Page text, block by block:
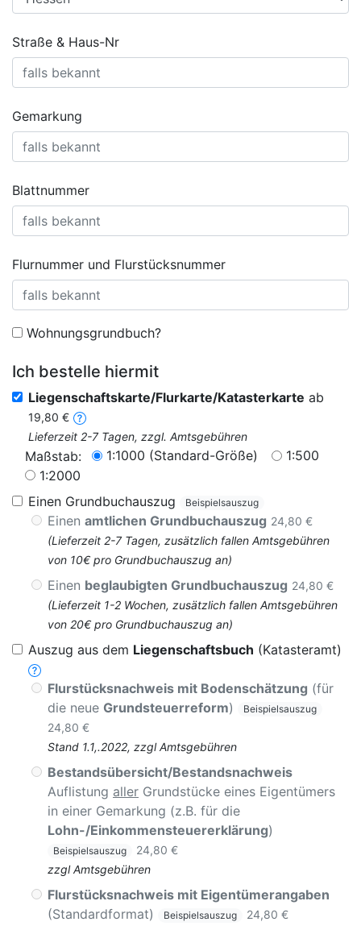
Straße & Haus-Nr
Gemarkung
Blattnummer
Flurnummer und Flurstücksnummer
Wohnungsgrundbuch?
Ich bestelle hiermit
Liegenschaftskarte/Flurkarte/Katasterkarte ab
19,80 €
Lieferzeit 2-7 Tagen, zzgl. Amtsgebühren
Maßstab: 1:1000 (Standard-Größe)
1:500
1:2000
Einen Grundbuchauszug
Beispielsauszug
Einen amtlichen Grundbuchauszug 24,80 €
(Lieferzeit 2-7 Tagen, zusätzlich fallen Amtsgebühren
von 10€ pro Grundbuchauszug an)
Einen beglaubigten Grundbuchauszug 24,80 €
(Lieferzeit 1-2 Wochen, zusätzlich fallen Amtsgebühren
von 20€ pro Grundbuchauszug an)
Auszug aus dem Liegenschaftsbuch (Katasteramt)
Flurstücksnachweis mit Bodenschätzung (für
die neue Grundsteuerreform) Beispielsauszug
24,80 €
Stand 1.1,.2022, zzgl Amtsgebühren
Bestandsübersicht/Bestandsnachweis
Auflistung aller Grundstücke eines Eigentümers
in einer Gemarkung (z.B. für die
Lohn-/Einkommensteuererklärung)
Beispielsauszug
24,80 €
zzgl Amtsgebühren
Flurstücksnachweis mit Eigentümerangaben
(Standardformat)
Beispielsauszug
24,80 €